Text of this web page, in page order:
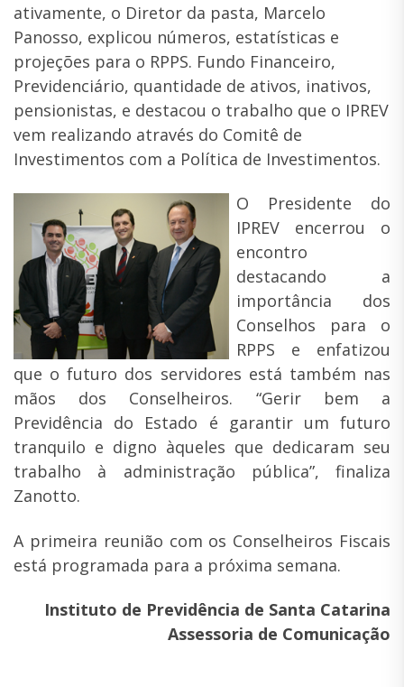
ativamente, o Diretor da pasta, Marcelo
Panosso, explicou números, estatísticas e
projeções para o RPPS. Fundo Financeiro,
Previdenciário, quantidade de ativos, inativos,
pensionistas, e destacou o trabalho que o IPREV
vem realizando através do Comitê de
Investimentos com a Política de Investimentos.
O Presidente do
IPREV encerrou o
encontro
destacando a
importância dos
Conselhos para o
RPPS e enfatizou
que o futuro dos servidores está também nas
mãos dos Conselheiros. “Gerir bem a
Previdência do Estado é garantir um futuro
tranquilo e digno àqueles que dedicaram seu
trabalho à administração pública”, finaliza
Zanotto.
A primeira reunião com os Conselheiros Fiscais
está programada para a próxima semana.
Instituto de Previdência de Santa Catarina
Assessoria de Comunicação